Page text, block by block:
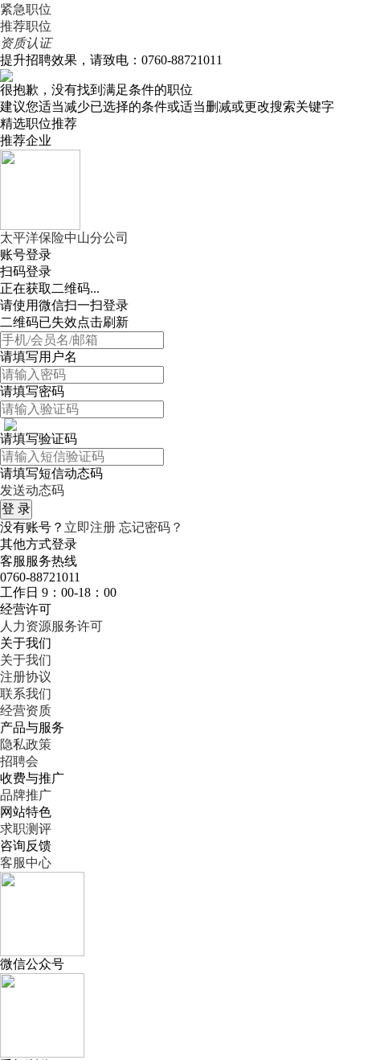
紧急职位
推荐职位
资质认证
提升招聘效果，请致电：0760-88721011
很抱歉，没有找到满足条件的职位
建议您适当减少已选择的条件或适当删减或更改搜索关键字
精选职位推荐
推荐企业
太平洋保险中山分公司
账号登录
扫码登录
正在获取二维码...
请使用微信扫一扫登录
二维码已失效点击刷新
请填写用户名
请填写密码
请填写验证码
请填写短信动态码
发送动态码
没有账号？ 立即注册 忘记密码？
其他方式登录
客服服务热线
0760-88721011
工作日 9：00-18：00
经营许可
人力资源服务许可
关于我们
关于我们
注册协议
联系我们
经营资质
产品与服务
隐私政策
招聘会
收费与推广
品牌推广
网站特色
求职测评
咨询反馈
客服中心
微信公众号